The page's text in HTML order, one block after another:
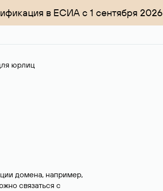
в ЕСИА с 1 сентября 2026
юрлиц
домена, например,
связаться с